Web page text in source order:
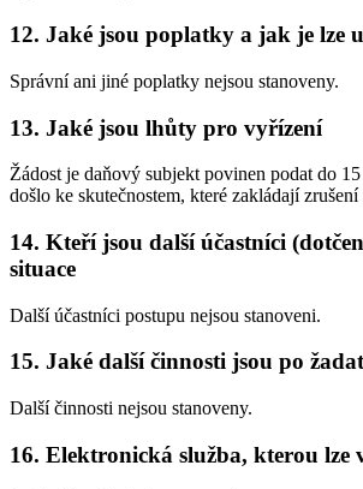
12. Jaké jsou poplatky a jak je lze
Správní ani jiné poplatky nejsou stanoveny.
13. Jaké jsou lhůty pro vyřízení
Žádost je daňový subjekt povinen podat do
došlo ke skutečnostem, které zakládají zrušení
14. Kteří jsou další účastníci
situace
Další účastníci postupu nejsou stanoveni.
15. Jaké další činnosti jsou po
Další činnosti nejsou stanoveny.
16. Elektronická služba, kterou lze